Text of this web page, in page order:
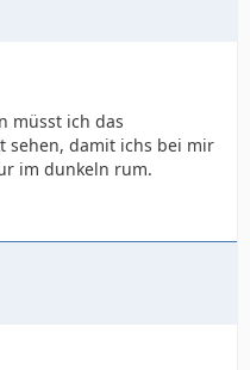
müsst ich das
sehen, damit ichs bei mir
im dunkeln rum.